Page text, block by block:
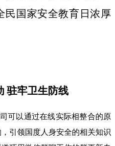
民国家安全教育日浓厚
驻牢卫生防线
可以通过在线实际相整合的原
引领国度人身安全的相关知识